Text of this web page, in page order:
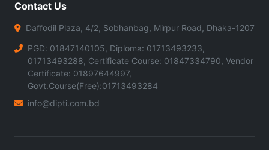
Contact Us
Daffodil Plaza, 4/2, Sobhanbag, Mirpur Road, Dhaka-1207
PGD: 01847140105, Diploma: 01713493233,
01713493288, Certificate Course: 01847334790, Vendor
Certificate: 01897644997,
Govt.Course(Free):01713493284
info@dipti.com.bd